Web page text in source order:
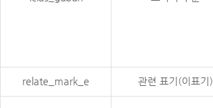
relate_mark_e 관련 표기(이표기)